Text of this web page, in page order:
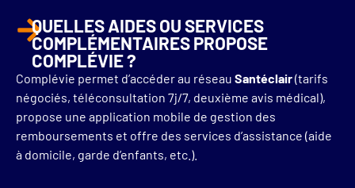
QUELLES AIDES OU SERVICES
COMPLÉMENTAIRES PROPOSE
COMPLÉVIE ?
Complévie permet d’accéder au réseau Santéclair(tarifs
négociés, téléconsultation 7j/7, deuxième avis médical),
propose une application mobile de gestion des
remboursements et offre des services d’assistance (aide
à domicile, garde d’enfants, etc.).